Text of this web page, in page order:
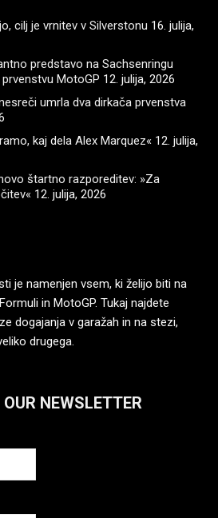
cilj je vrnitev v Silverstonu 16. julija,
predstavo na Sachsenringu
MotoGP 12. julija, 2026
umrla dva dirkača prvenstva
kaj dela Alex Marquez« 12. julija,
štartno razporeditev: »Za
12. julija, 2026
je namenjen vsem, ki želijo biti na
in MotoGP. Tukaj najdete
dogajanja v garažah in na stezi,
drugega.
NEWSLETTER